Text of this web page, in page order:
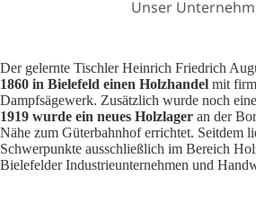
Unser
Der gelernte Tischler Heinrich Friedrich
1860 in Bielefeld einen Holzhandel mit
Dampfsägewerk. Zusätzlich wurde noch
1919 wurde ein neues Holzlager an der
Nähe zum Güterbahnhof errichtet. Seitdem
Schwerpunkte ausschließlich im Bereich
Bielefelder Industrieunternehmen und